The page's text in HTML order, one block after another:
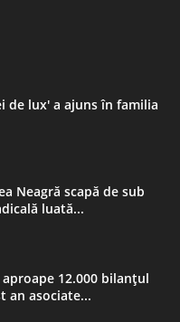
de lux' a ajuns în familia
Neagră scapă de sub
luată...
12.000 bilanţul
an asociate...